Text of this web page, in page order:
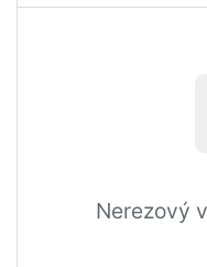
Nerezový